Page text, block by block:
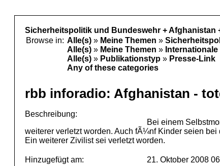
Sicherheitspolitik und Bundeswehr + Afghanistan
Browse in: Alle(s) » Meine Themen »
Alle(s) » Meine Themen »
Alle(s) » Publikationstyp » Presse-Link
Any of these categories
rbb inforadio: Afghanistan -
Beschreibung:
Bei einem
weiterer verletzt worden. Auch fÃ¼nf Kinder seien
Ein weiterer Zivilist sei verletzt worden.
Hinzugefügt am:
21. Oktober 2008